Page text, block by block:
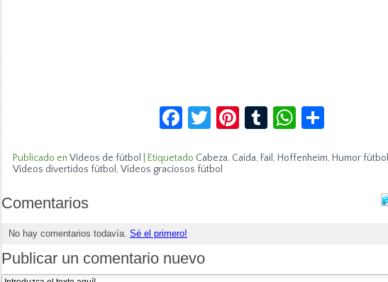
Facebook
Twitter
Pinterest
TumblrWhatsApp
Publicado en Vídeos de fútbol Etiquetado Cabeza, Caída, Fail , Hoffenheim, Humor fútbol
Vídeos divertidos fútbol , Vídeos graciosos fútbol
Comentarios
No hay comentarios todavía. Sé el primero!
Publicar un comentario nuevo